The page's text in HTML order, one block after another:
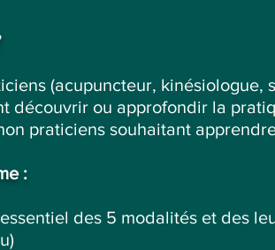
(acupuncteur, kinésiologue,
découvrir ou approfondir la
praticiens souhaitant
:
des 5 modalités et des